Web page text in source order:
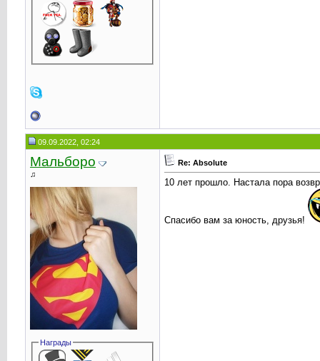
09.09.2022, 02:24
Мальборо
♫
Награды
Re: Absolute
10 лет прошло. Настала пора
Спасибо вам за юность, друзья!